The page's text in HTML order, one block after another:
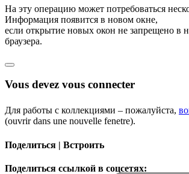
На эту операцию может потребоваться
Информация появится в новом окне,
если открытие новых окон не запрещено в
браузера.
Vous devez vous connecter
Для работы с коллекциями – пожалуйста,
(ouvrir dans une nouvelle fenetre).
Поделиться | Встроить
Поделиться ссылкой в соцсетях: